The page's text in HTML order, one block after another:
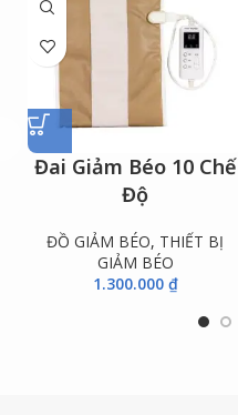
Đai Giảm Béo 10 Chế
Độ
ĐỒ GIẢM BÉO, THIẾT BỊ
GIẢM BÉO
1.300.000 ₫